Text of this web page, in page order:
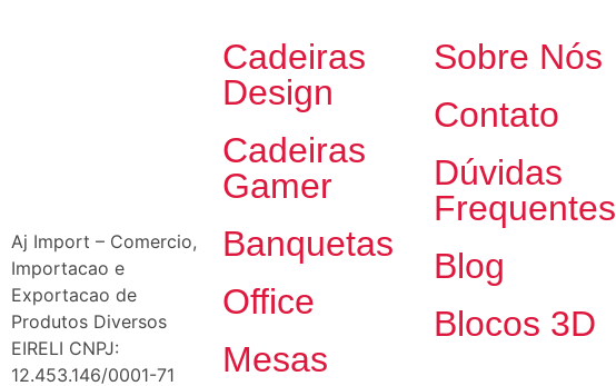
Aj Import – Comercio,
Importacao e
Exportacao de
Produtos Diversos
EIRELI CNPJ:
12.453.146/0001-71
Cadeiras
Design
Cadeiras
Gamer
Banquetas
Office
Mesas
Sobre Nós
Contato
Dúvidas
Frequentes
Blog
Blocos 3D